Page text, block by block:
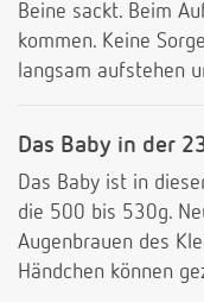
Beine sackt. Beim
kommen. Keine
langsam aufstehen
Das Baby in der
Das Baby ist in
die 500 bis 530g.
Augenbrauen des
Händchen können